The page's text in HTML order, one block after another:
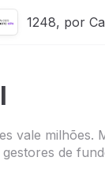
1248, por
vale
de